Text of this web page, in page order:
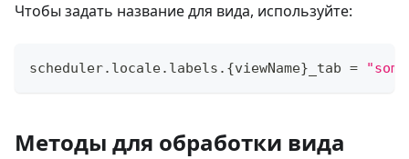
Чтобы задать название для вида, используйте:
scheduler. locale. labels . {viewName} _tab =
Методы для обработки вида